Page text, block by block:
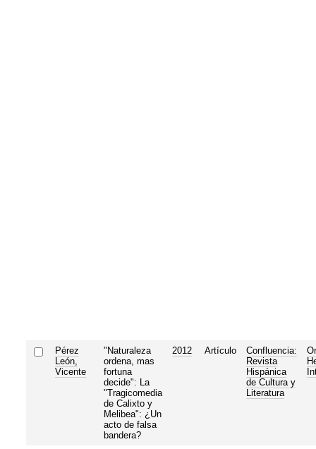
Pérez
León,
Vicente
"Naturaleza
ordena, mas
fortuna
decide": La
"Tragicomedia
de Calixto y
Melibea": ¿Un
acto de falsa
bandera?
2012 Artículo
Confluencia:
Revista
Hispánica
de Cultura y
Literatura